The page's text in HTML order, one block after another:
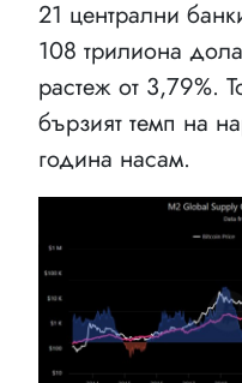
21 централни
108 трилиона
растеж от 3,79%.
бързият темп на
година насам.